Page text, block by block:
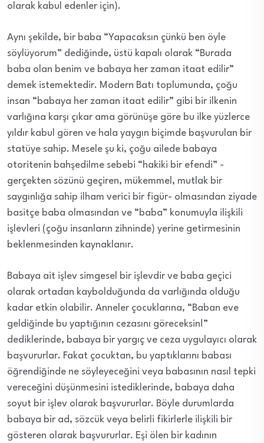
olarak kabul edenler için).
Aynı şekilde, bir baba “Yapacaksın çünkü ben öyle
söylüyorum” dediğinde, üstü kapalı olarak “Burada
baba olan benim ve babaya her zaman itaat edilir”
demek istemektedir. Modern Batı toplumunda, çoğu
insan “babaya her zaman itaat edilir” gibi bir ilkenin
varlığına karşı çıkar ama görünüşe göre bu ilke yüzlerce
yıldır kabul gören ve hala yaygın biçimde başvurulan bir
statüye sahip. Mesele şu ki, çoğu ailede babaya
otoritenin bahşedilme sebebi “hakiki bir efendi” -
gerçekten sözünü geçiren, mükemmel, mutlak bir
saygınlığa sahip ilham verici bir figür- olmasından ziyade
basitçe baba olmasından ve “baba” konumuyla ilişkili
işlevleri (çoğu insanların zihninde) yerine getirmesinin
beklenmesinden kaynaklanır.
Babaya ait işlev simgesel bir işlevdir ve baba geçici
olarak ortadan kaybolduğunda da varlığında olduğu
kadar etkin olabilir. Anneler çocuklarına, “Baban eve
geldiğinde bu yaptığının cezasını göreceksin!”
dediklerinde, babaya bir yargıç ve ceza uygulayıcı olarak
başvururlar. Fakat çocuktan, bu yaptıklarını babası
öğrendiğinde ne söyleyeceğini veya babasının nasıl tepki
vereceğini düşünmesini istediklerinde, babaya daha
soyut bir işlev olarak başvururlar. Böyle durumlarda
babaya bir ad, sözcük veya belirli fikirlerle ilişkili bir
gösteren olarak başvururlar. Eşi ölen bir kadının